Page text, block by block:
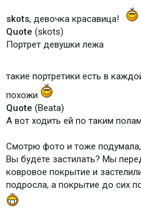
skots, девочка красавица!
Quote (skots)
Портрет девушки лежа
такие портретики есть в
похожи
Quote (Beata)
А вот ходить ей по таким
Смотрю фото и тоже подумала,
Вы будете застилать? Мы
ковровое покрытие и
подросла, а покрытие до сих